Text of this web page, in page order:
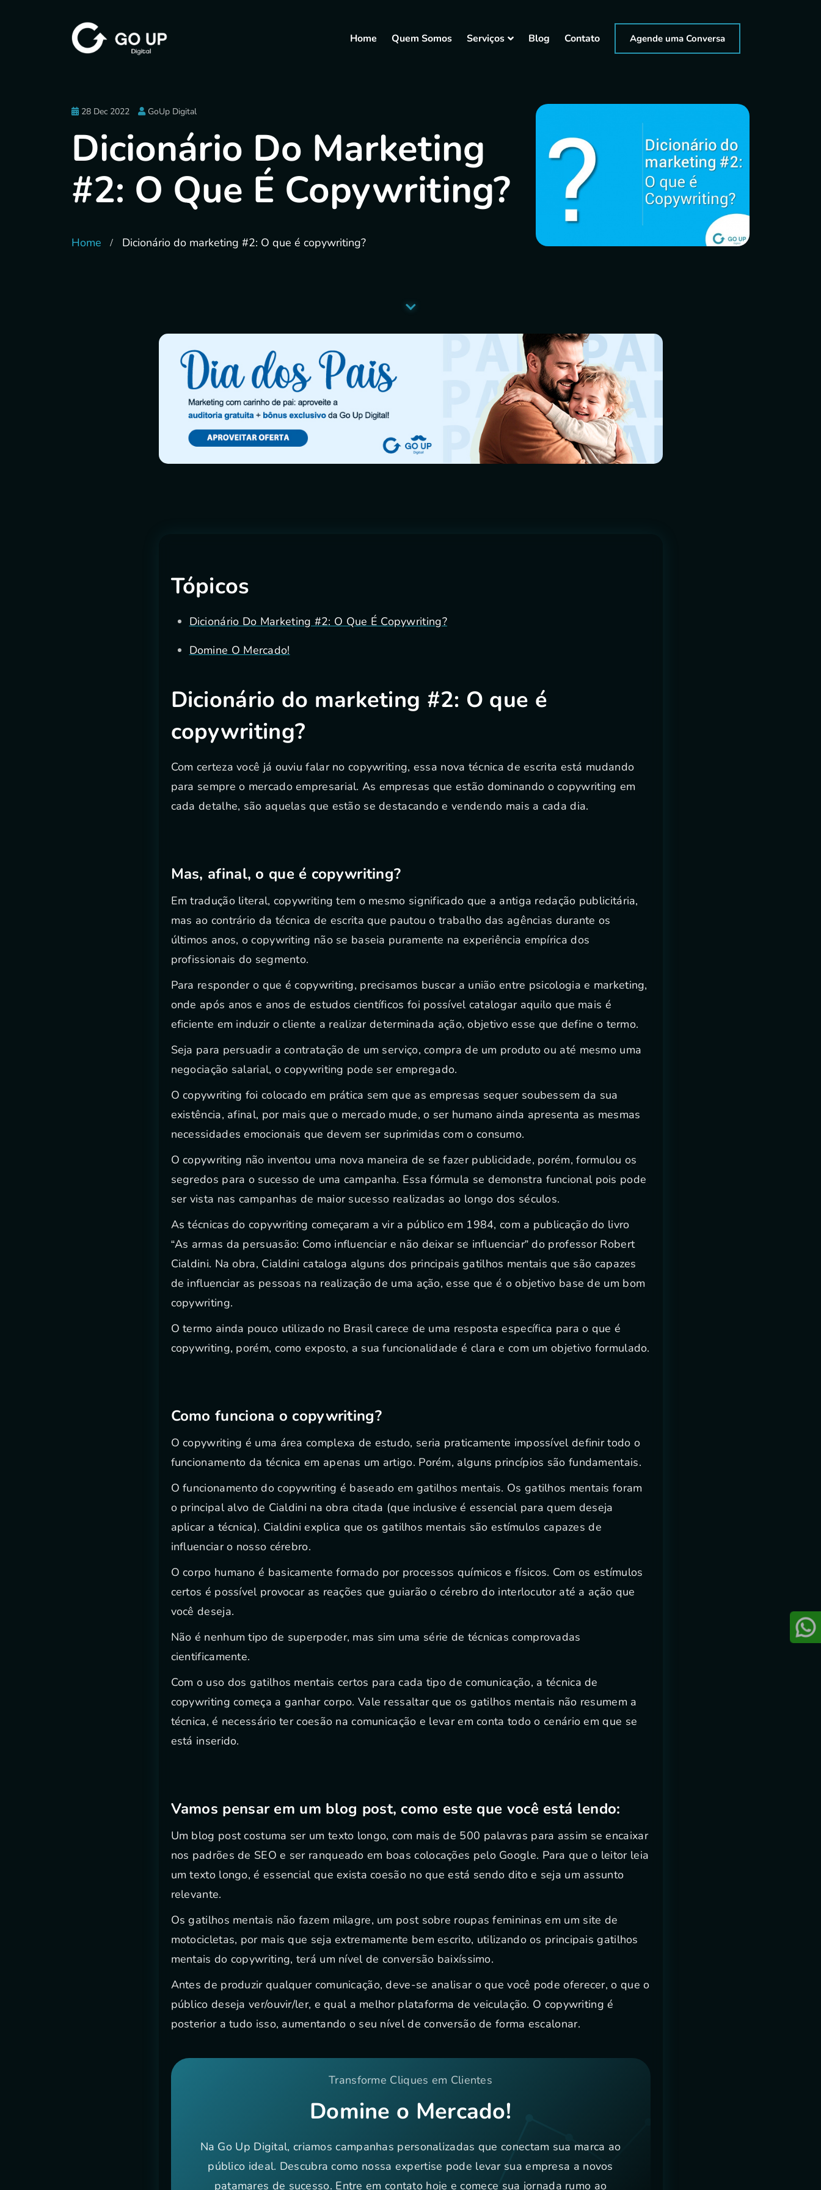
Home Quem Somos Serviços Blog Contato Agende uma Conversa
28 Dec 2022 GoUp Digital
Dicionário Do Marketing
#2: O Que É Copywriting?
Home Dicionário do marketing #2: O que é copywriting?
Tópicos
Dicionário Do Marketing #2: O Que É Copywriting?
Domine O Mercado!
Dicionário do marketing #2: O que é
copywriting?
Com certeza você já ouviu falar no copywriting, essa nova técnica de escrita está mudando
para sempre o mercado empresarial. As empresas que estão dominando o copywriting em
cada detalhe, são aquelas que estão se destacando e vendendo mais a cada dia.
Mas, afinal, o que é copywriting?
Em tradução literal, copywriting tem o mesmo significado que a antiga redação publicitária,
mas ao contrário da técnica de escrita que pautou o trabalho das agências durante os
últimos anos, o copywriting não se baseia puramente na experiência empírica dos
profissionais do segmento.
Para responder o que é copywriting, precisamos buscar a união entre psicologia e marketing,
onde após anos e anos de estudos científicos foi possível catalogar aquilo que mais é
eficiente em induzir o cliente a realizar determinada ação, objetivo esse que define o termo.
Seja para persuadir a contratação de um serviço, compra de um produto ou até mesmo uma
negociação salarial, o copywriting pode ser empregado.
O copywriting foi colocado em prática sem que as empresas sequer soubessem da sua
existência, afinal, por mais que o mercado mude, o ser humano ainda apresenta as mesmas
necessidades emocionais que devem ser suprimidas com o consumo.
O copywriting não inventou uma nova maneira de se fazer publicidade, porém, formulou os
segredos para o sucesso de uma campanha. Essa fórmula se demonstra funcional pois pode
ser vista nas campanhas de maior sucesso realizadas ao longo dos séculos.
As técnicas do copywriting começaram a vir a público em 1984, com a publicação do livro
“As armas da persuasão: Como influenciar e não deixar se influenciar” do professor Robert
Cialdini. Na obra, Cialdini cataloga alguns dos principais gatilhos mentais que são capazes
de influenciar as pessoas na realização de uma ação, esse que é o objetivo base de um bom
copywriting.
O termo ainda pouco utilizado no Brasil carece de uma resposta específica para o que é
copywriting, porém, como exposto, a sua funcionalidade é clara e com um objetivo formulado.
Como funciona o copywriting?
O copywriting é uma área complexa de estudo, seria praticamente impossível definir todo o
funcionamento da técnica em apenas um artigo. Porém, alguns princípios são fundamentais.
O funcionamento do copywriting é baseado em gatilhos mentais. Os gatilhos mentais foram
o principal alvo de Cialdini na obra citada (que inclusive é essencial para quem deseja
aplicar a técnica). Cialdini explica que os gatilhos mentais são estímulos capazes de
influenciar o nosso cérebro.
O corpo humano é basicamente formado por processos químicos e físicos. Com os estímulos
certos é possível provocar as reações que guiarão o cérebro do interlocutor até a ação que
você deseja.
Não é nenhum tipo de superpoder, mas sim uma série de técnicas comprovadas
cientificamente.
Com o uso dos gatilhos mentais certos para cada tipo de comunicação, a técnica de
copywriting começa a ganhar corpo. Vale ressaltar que os gatilhos mentais não resumem a
técnica, é necessário ter coesão na comunicação e levar em conta todo o cenário em que se
está inserido.
Vamos pensar em um blog post, como este que você está lendo:
Um blog post costuma ser um texto longo, com mais de 500 palavras para assim se encaixar
nos padrões de SEO e ser ranqueado em boas colocações pelo Google. Para que o leitor leia
um texto longo, é essencial que exista coesão no que está sendo dito e seja um assunto
relevante.
Os gatilhos mentais não fazem milagre, um post sobre roupas femininas em um site de
motocicletas, por mais que seja extremamente bem escrito, utilizando os principais gatilhos
mentais do copywriting, terá um nível de conversão baixíssimo.
Antes de produzir qualquer comunicação, deve-se analisar o que você pode oferecer, o que o
público deseja ver/ouvir/ler, e qual a melhor plataforma de veiculação. O copywriting é
posterior a tudo isso, aumentando o seu nível de conversão de forma escalonar.
Transforme Cliques em Clientes
Domine o Mercado!
Na Go Up Digital, criamos campanhas personalizadas que conectam sua marca ao
público ideal. Descubra como nossa expertise pode levar sua empresa a novos
patamares de sucesso. Entre em contato hoje e comece sua jornada rumo ao